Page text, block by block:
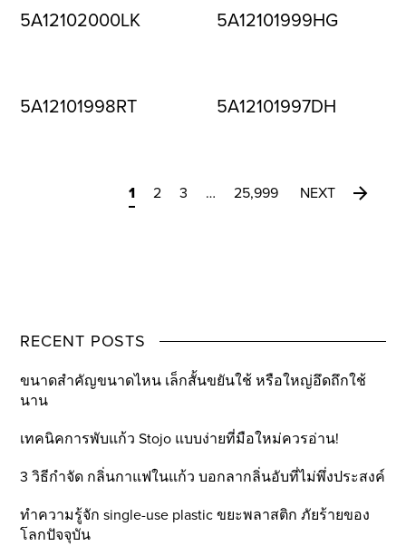
5A12102000LK 5A12101999HG
5A12101998RT 5A12101997DH
1 2 3 … 25,999 NEXT
RECENT POSTS
ขนาดสำคัญขนาดไหน เล็กสั้นขยันใช้ หรือใหญ่อึดถึกใช้
นาน
เทคนิคการพับแก้ว Stojo แบบง่ายที่มือใหม่ควรอ่าน!
3 วิธีกำจัด กลิ่นกาแฟในแก้ว บอกลากลิ่นอับที่ไม่พึ่งประสงค์
ทำความรู้จัก single-use plastic ขยะพลาสติก ภัยร้ายของ
โลกปัจจุบัน